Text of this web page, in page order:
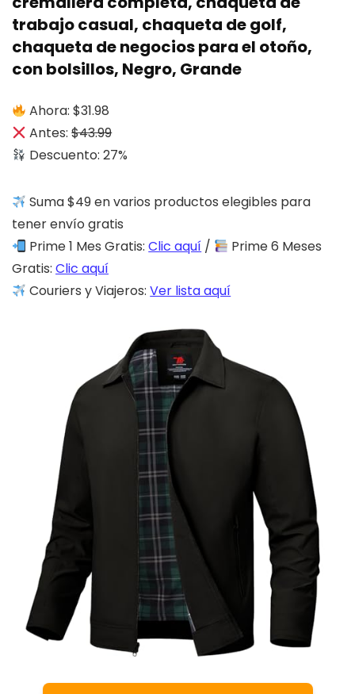
trabajo casual, chaqueta de golf,
chaqueta de negocios para el otoño,
con bolsillos, Negro, Grande
Ahora: $31.98
Antes:$43.99
Descuento: 27%
Suma $49 en varios productos elegibles para
tener envío gratis
Prime 1 Mes Gratis:Clic aquí /
Prime 6 Meses
Gratis: Clic aquí
Couriers y Viajeros:Ver lista aquí